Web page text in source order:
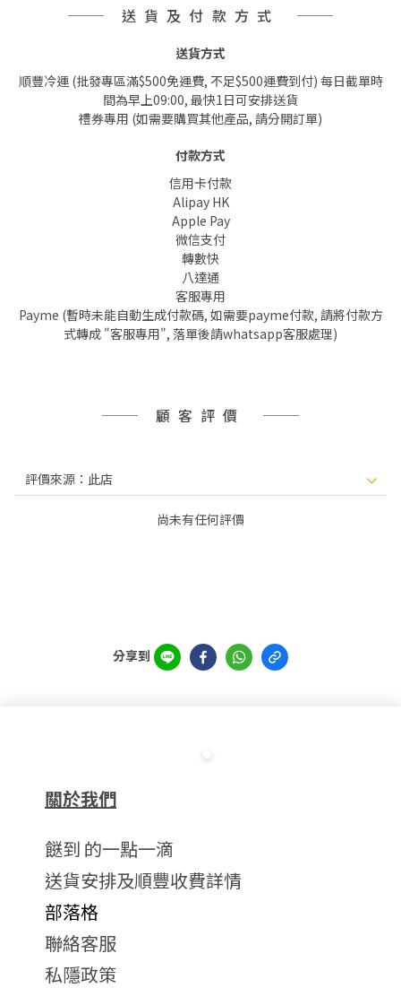
送貨及付款方式
送貨方式
順豐冷運 (批發專區滿$500免運費, 不足$500運費到付) 每日截單時
間為早上09:00, 最快1日可安排送貨
禮券專用 (如需要購買其他產品, 請分開訂單)
付款方式
信用卡付款
Alipay HK
Apple Pay
微信支付
轉數快
八達通
客服專用
Payme (暫時未能自動生成付款碼, 如需要payme付款, 請將付款方
式轉成 "客服專用", 落單後請whatsapp客服處理)
顧客評價
尚未有任何評價
分享到
關於我們
餸到 的一點一滴
送貨安排及順豐收費詳情
部落格
聯絡客服
私隱政策